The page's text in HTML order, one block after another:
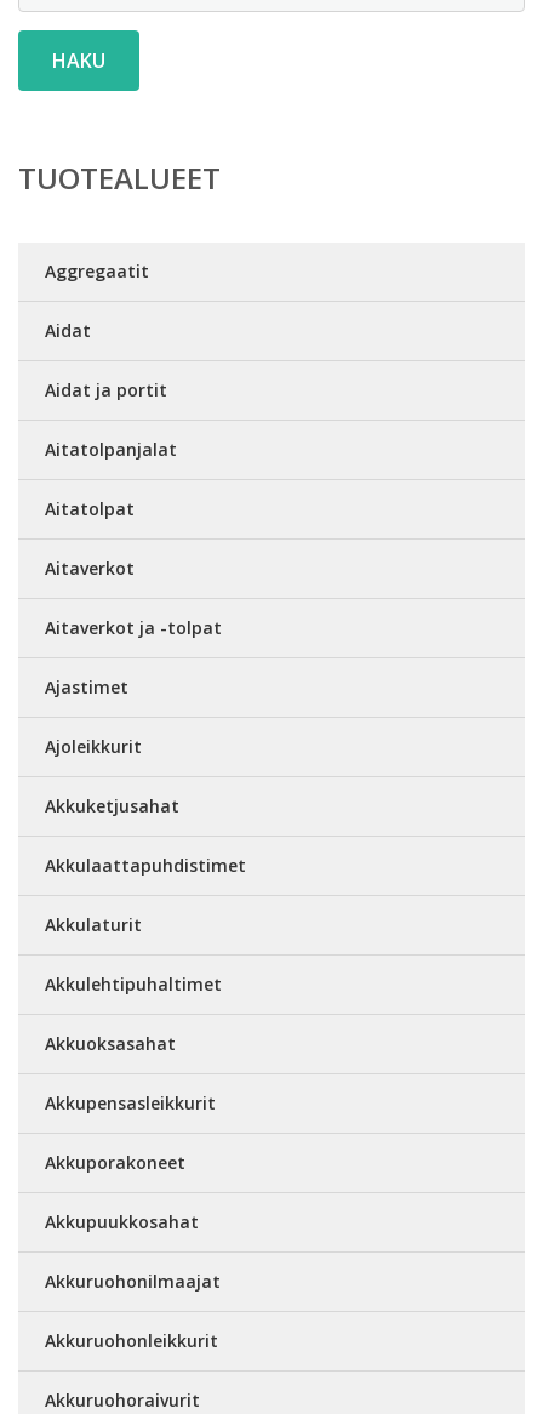
HAKU
TUOTEALUEET
Aggregaatit
Aidat
Aidat ja portit
Aitatolpanjalat
Aitatolpat
Aitaverkot
Aitaverkot ja -tolpat
Ajastimet
Ajoleikkurit
Akkuketjusahat
Akkulaattapuhdistimet
Akkulaturit
Akkulehtipuhaltimet
Akkuoksasahat
Akkupensasleikkurit
Akkuporakoneet
Akkupuukkosahat
Akkuruohonilmaajat
Akkuruohonleikkurit
Akkuruohoraivurit